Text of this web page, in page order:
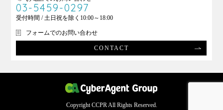
03-5459-0297
受付時間 / 土日祝を除く10:00～18:00
フォームでのお問い合わせ
CONTACT
Copyright CCPR All Rights Reserved.